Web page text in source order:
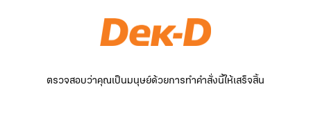
ตรวจสอบว่าคุณเป็นมนุษย์ด้วยการทำคำสั่งนี้ให้เสร็จสิ้น